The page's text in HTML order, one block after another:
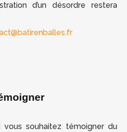
d’un désordre restera
vous souhaitez témoigner du